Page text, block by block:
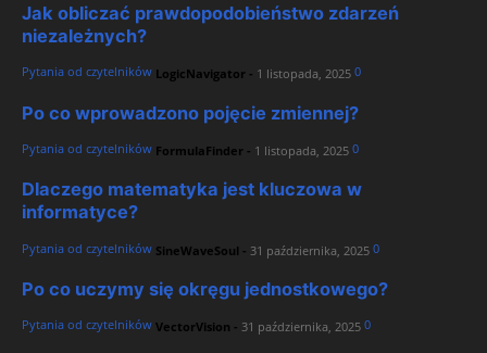
Jak obliczać prawdopodobieństwo zdarzeń
niezależnych?
Pytania od czytelników LogicNavigator - 1 listopada, 2025 0
Po co wprowadzono pojęcie zmiennej?
Pytania od czytelników FormulaFinder - 1 listopada, 2025 0
Dlaczego matematyka jest kluczowa w
informatyce?
Pytania od czytelników SineWaveSoul - 31 października, 2025 0
Po co uczymy się okręgu jednostkowego?
Pytania od czytelników VectorVision - 31 października, 2025 0